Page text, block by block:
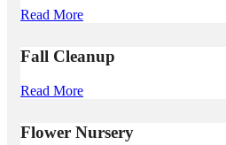
Read More
Fall Cleanup
Read More
Flower Nursery